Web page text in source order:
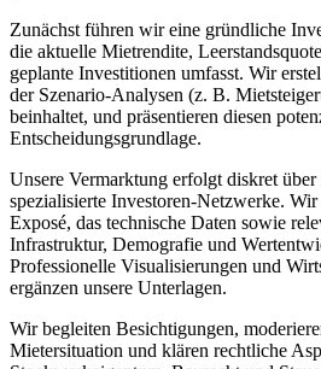
Zunächst führen wir eine gründliche
die aktuelle Mietrendite,
geplante Investitionen umfasst. Wir
der Szenario-Analysen (z. B.
beinhaltet, und präsentieren diesen
Entscheidungsgrundlage.
Unsere Vermarktung erfolgt diskret
spezialisierte Investoren-Netzwerke.
Exposé, das technische Daten sowie
Infrastruktur, Demografie und
Professionelle Visualisierungen und
ergänzen unsere Unterlagen.
Wir begleiten Besichtigungen,
Mietersituation und klären rechtliche